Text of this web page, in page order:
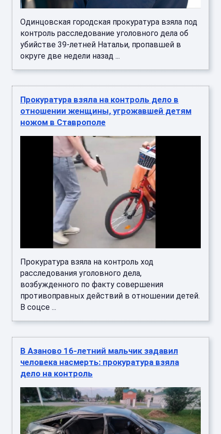
Одинцовская городская прокуратура взяла под
контроль расследование уголовного дела об
убийстве 39-летней Натальи, пропавшей в
округе две недели назад ...
Прокуратура взяла на контроль дело в
отношении женщины, угрожавшей детям
ножом в Ставрополе
Прокуратура взяла на контроль ход
расследования уголовного дела,
возбужденного по факту совершения
противоправных действий в отношении детей.
В соцсе ...
В Азаново 16-летний мальчик задавил
человека насмерть: прокуратура взяла
дело на контроль